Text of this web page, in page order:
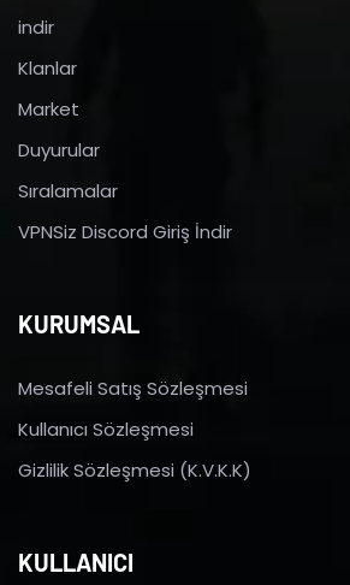
indir
Klanlar
Market
Duyurular
Sıralamalar
VPNSiz Discord Giriş İndir
KURUMSAL
Mesafeli Satış Sözleşmesi
Kullanıcı Sözleşmesi
Gizlilik Sözleşmesi (K.V.K.K)
KULLANICI